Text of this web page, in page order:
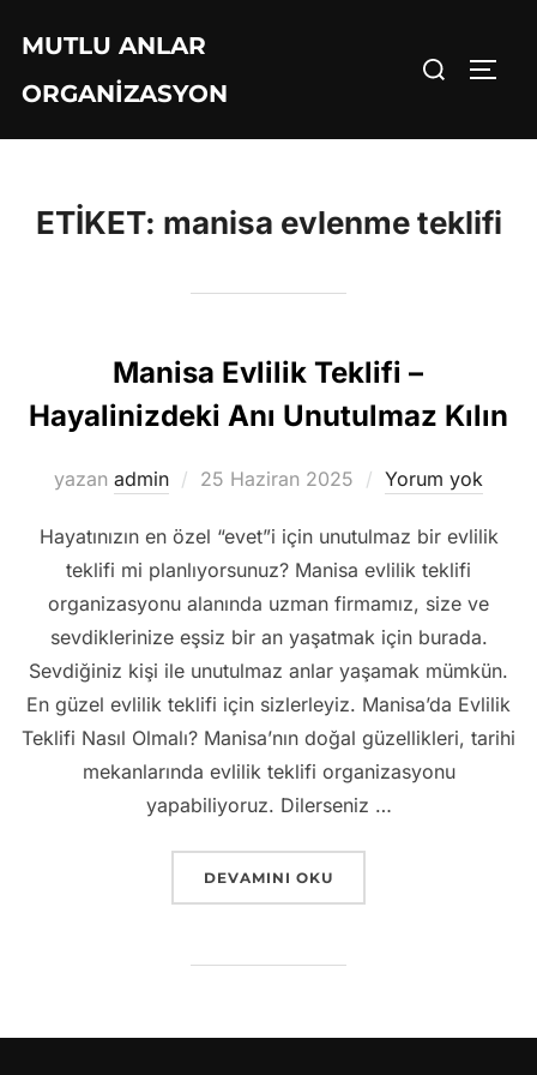
geçMUTLU ANLAR
ORGANIZASYON
Aranacak
ETIKET: manisa evlenme teklifi
Manisa Evlilik Teklifi –
Hayalinizdeki Anı Unutulmaz Kılın
yazan admin
Yayımlanma
25 Haziran 2025 Yorum yok
Hayatınızın en özel “evet”i için unutulmaz bir evlilik
teklifi mi planlıyorsunuz? Manisa evlilik teklifi
organizasyonu alanında uzman firmamız, size ve
sevdiklerinize eşsiz bir an yaşatmak için burada.
Sevdiğiniz kişi ile unutulmaz anlar yaşamak mümkün.
En güzel evlilik teklifi için sizlerleyiz. Manisa’da Evlilik
Teklifi Nasıl Olmalı? Manisa’nın doğal güzellikleri, tarihi
mekanlarında evlilik teklifi organizasyonu
yapabiliyoruz. Dilerseniz …
“MANISA EVLILIK TEKLIFI –
DEVAMINI OKU